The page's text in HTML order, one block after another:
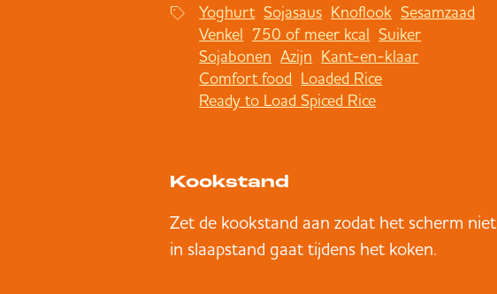
Yoghurt Sojasaus Knoflook Sesamzaad
Venkel 750 of meer kcal Suiker
Sojabonen Azijn Kant-en-klaar
Comfort food Loaded Rice
Ready to Load Spiced Rice
Kookstand
Zet de kookstand aan zodat het scherm niet
in slaapstand gaat tijdens het koken.